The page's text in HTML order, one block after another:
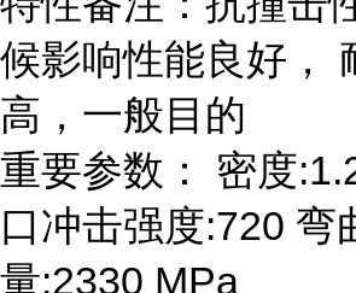
候影响性能良好，
高，一般目的
重要参数： 密度
口冲击强度:720 弯
量:2330 MPa